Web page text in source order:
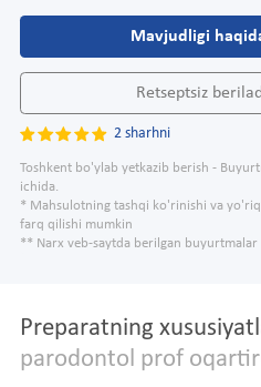
Mavjudligi
Retseptsiz
2 sharhni
Toshkent bo'ylab yetkazib berish -
ichida.
* Mahsulotning tashqi ko'rinishi va
farq qilishi mumkin
** Narx veb-saytda berilgan buyurtmalar
Preparatning
parodontol prof